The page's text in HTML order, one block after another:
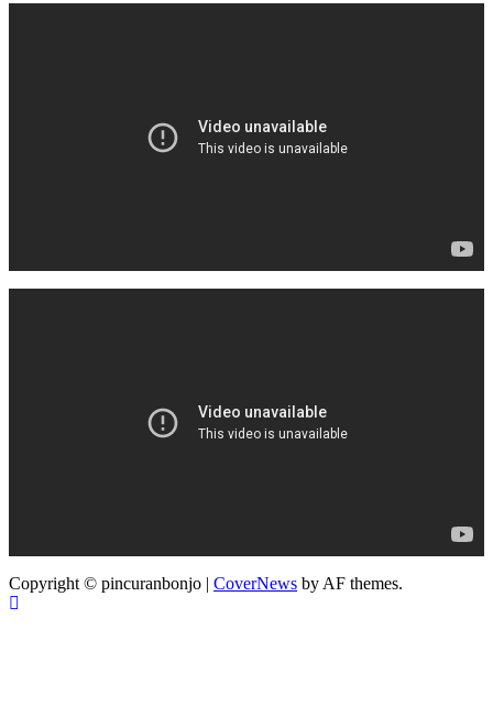
Copyright © pincuranbonjo | CoverNews by AF themes.